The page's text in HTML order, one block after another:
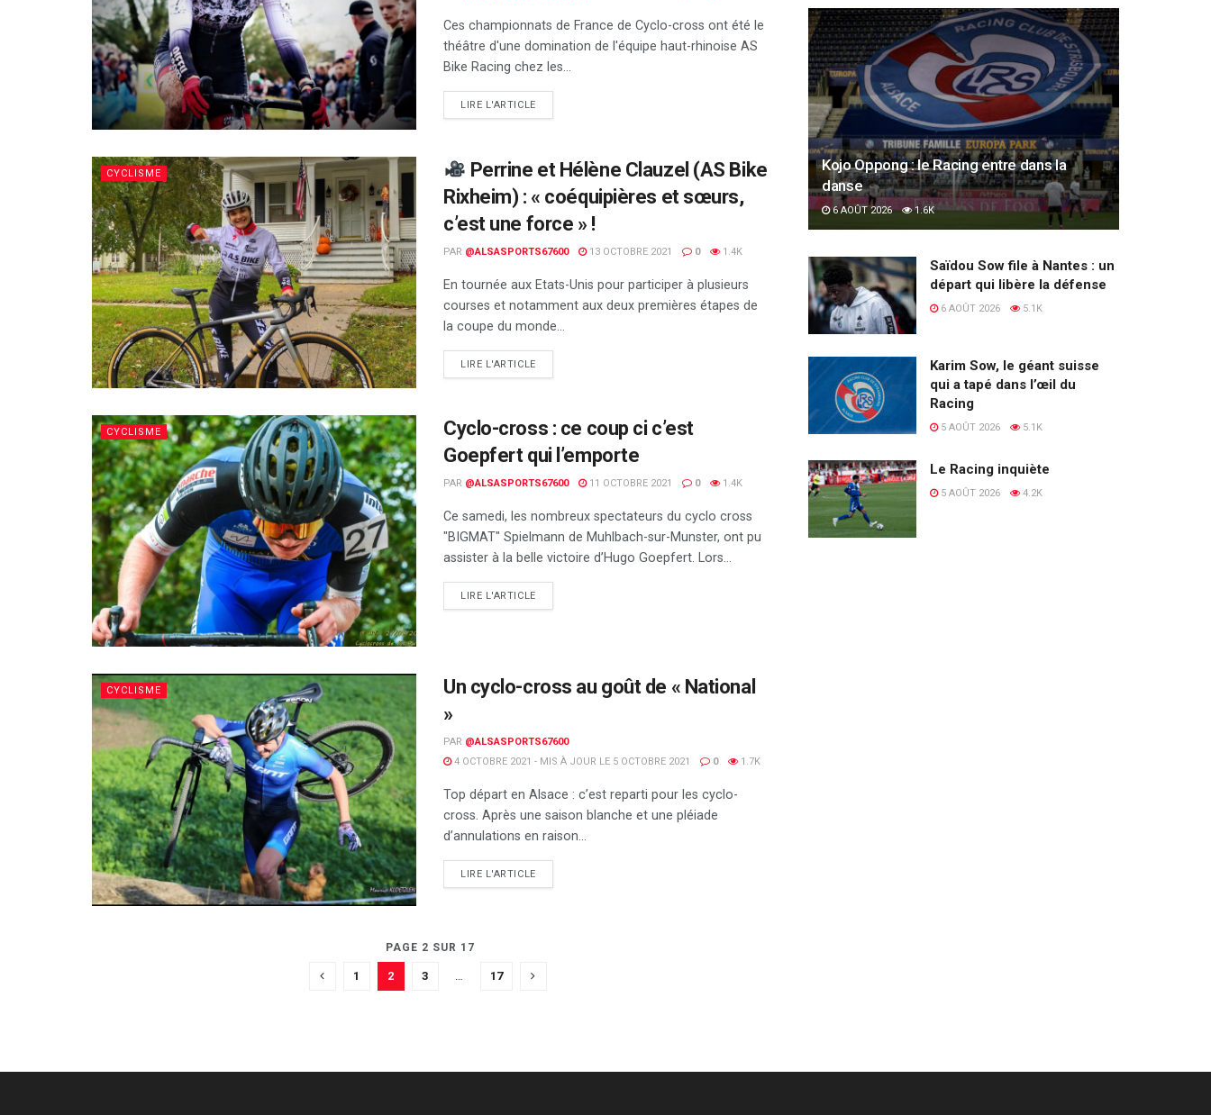
Ces championnats de France de Cyclo-cross ont été le
théâtre d'une domination de l'équipe haut-rhinoise AS
Bike Racing chez les...
LIRE L'ARTICLEDETAILS
CYCLISME
Perrine et Hélène Clauzel (AS Bike
Rixheim) : « coéquipières et sœurs,
c’est une force » !
PAR @ALSASPORTS67600 13 OCTOBRE 2021 0 1.4K
En tournée aux Etats-Unis pour participer à plusieurs
courses et notamment aux deux premières étapes de
la coupe du monde...
LIRE L'ARTICLEDETAILS
CYCLISME
Cyclo-cross : ce coup ci c’est
Goepfert qui l’emporte
PAR @ALSASPORTS67600 11 OCTOBRE 2021 0 1.4K
Ce samedi, les nombreux spectateurs du cyclo cross
"BIGMAT" Spielmann de Muhlbach-sur-Munster, ont pu
assister à la belle victoire d’Hugo Goepfert. Lors...
LIRE L'ARTICLEDETAILS
CYCLISME
Un cyclo-cross au goût de « National
»
PAR @ALSASPORTS67600
4 OCTOBRE 2021 - MIS À JOUR LE 5 OCTOBRE 2021
0 1.7K
Top départ en Alsace : c’est reparti pour les cyclo-
cross. Après une saison blanche et une pléiade
d’annulations en raison...
LIRE L'ARTICLEDETAILS
PAGE 2 SUR 17
1 2 3 17
Kojo Oppong : le Racing entre dans la
danse
6 AOÛT 2026 1.6K
Saïdou Sow file à Nantes : un
départ qui libère la défense
6 AOÛT 2026 5.1K
Karim Sow, le géant suisse
qui a tapé dans l’œil du
Racing
5 AOÛT 2026 5.1K
Le Racing inquiète
5 AOÛT 2026 4.2K